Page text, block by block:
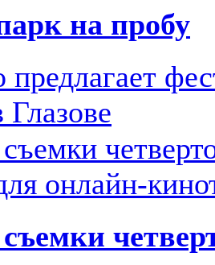
на пробу
предлагает